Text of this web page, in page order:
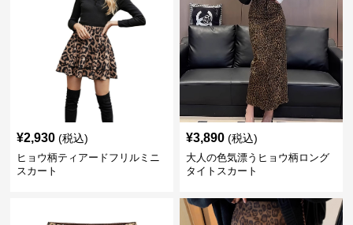
¥2,930 (税込)
ヒョウ柄ティアードフリルミニ
スカート
¥3,890 (税込)
大人の色気漂うヒョウ柄ロング
タイトスカート